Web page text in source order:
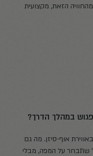
הזאת, מקצועית
במהלך הדרך?
אוף-סיזן. מה גם
שתבחר על המפה, מבלי